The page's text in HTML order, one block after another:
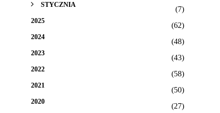
STYCZNIA
(7)
2025
(62)
2024
(48)
2023
(43)
2022
(58)
2021
(50)
2020
(27)